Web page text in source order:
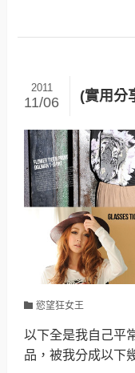
(實用分
2011
11/06
慾望狂女王
以下全是我自己平
品，被我分成以下